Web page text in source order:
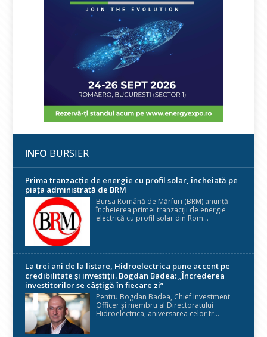
INFO BURSIER
Prima tranzacție de energie cu profil solar, încheiată pe
piața administrată de BRM
Bursa Română de Mărfuri (BRM) anunță
încheierea primei tranzacții de energie
electrică cu profil solar din Rom...
La trei ani de la listare, Hidroelectrica pune accent pe
credibilitate și investiții. Bogdan Badea: „Încrederea
investitorilor se câștigă în fiecare zi”
Pentru Bogdan Badea, Chief Investment
Officer și membru al Directoratului
Hidroelectrica, aniversarea celor tr...